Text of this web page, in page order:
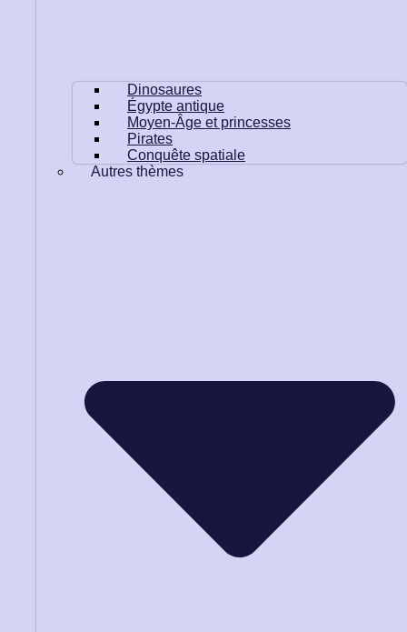
Dinosaures
Égypte antique
Moyen-Âge et princesses
Pirates
Conquête spatiale
Autres thèmes